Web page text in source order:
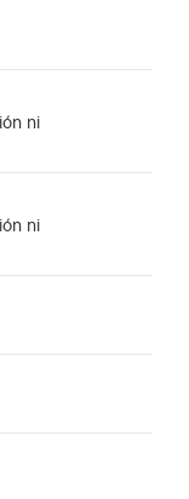
ni
ni